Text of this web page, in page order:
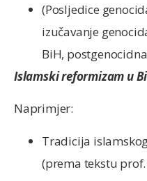
(Posljedice
izučavanje
BiH,
Islamski reformizam u
Naprimjer:
Tradicija
(prema tekstu